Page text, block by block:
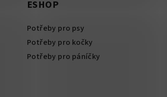
ESHOP
Potřeby pro psy
Potřeby pro kočky
Potřeby pro páníčky